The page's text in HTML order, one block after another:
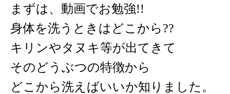
まずは、動画でお勉強!!
身体を洗うときはどこから??
キリンやタヌキ等が出てきて
そのどうぶつの特徴から
どこから洗えばいいか知りました。